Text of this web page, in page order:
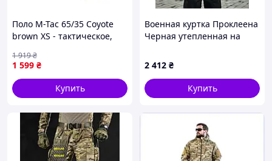
Поло M-Tac 65/35 Coyote
brown XS - тактическое,
воздухопроницаемое
1 599 ₴
1 919₴
Купить
Военная куртка Проклеена
Черная утепленная на
Black БАТАЛЫ
2 412 ₴
Купить